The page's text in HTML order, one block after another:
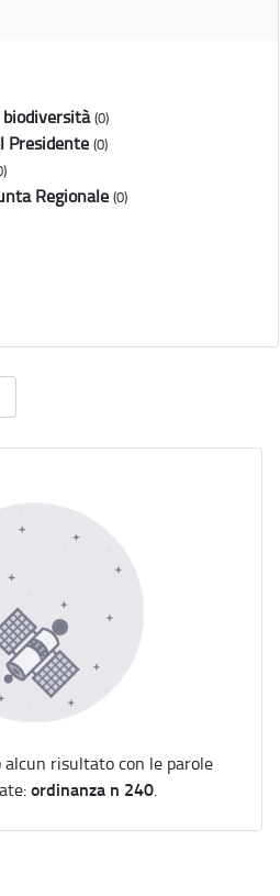
biodiversità (0)
Presidente (0)
Regionale (0)
risultato con le parole
ordinanza n 240.